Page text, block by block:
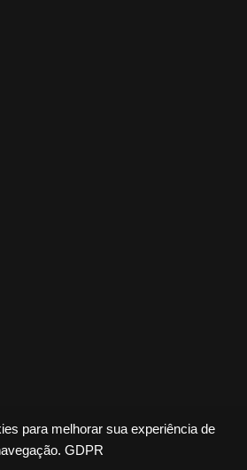
para melhorar sua experiência de
GDPR